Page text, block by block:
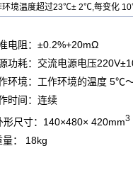
环境温度超过23℃± 2℃,每变化
电阻 ：±0.2%+20mΩ
功耗：交流电源电压
环境：工作环境的温度 5℃
时间：连续
形尺寸：140×480× 420mm3
量： 18kg